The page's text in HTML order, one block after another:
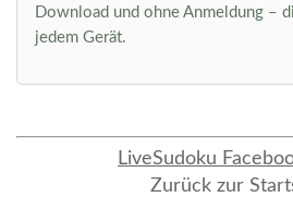
Download und ohne Anmeldung –
jedem Gerät.
LiveSudoku
Zurück zur